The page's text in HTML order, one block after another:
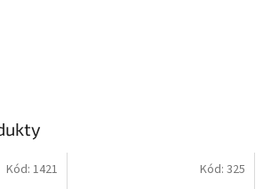
Kód: 1421 Kód: 325